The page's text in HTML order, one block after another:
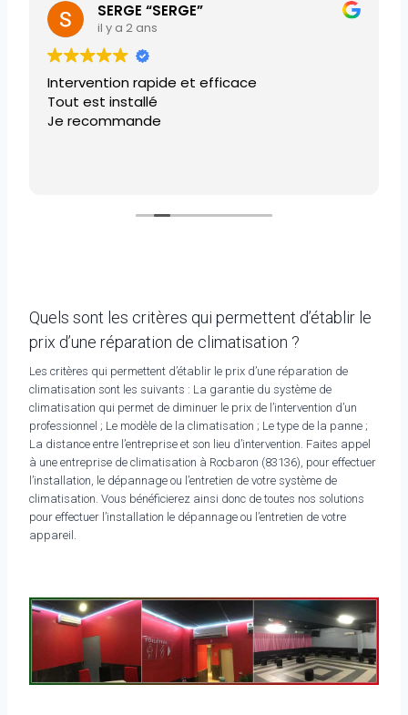
SERGE “SERGE”
il y a 2 ans
Intervention rapide et efficace
Tout est installé
Je recommande
Quels sont les critères qui permettent d’établir le
prix d’une réparation de climatisation ?
Les critères qui permettent d’établir le prix d’une réparation de
climatisation sont les suivants : La garantie du système de
climatisation qui permet de diminuer le prix de l’intervention d’un
professionnel ; Le modèle de la climatisation ; Le type de la panne ;
La distance entre l’entreprise et son lieu d’intervention. Faites appel
à une entreprise de climatisation à Rocbaron (83136), pour effectuer
l’installation, le dépannage ou l’entretien de votre système de
climatisation. Vous bénéficierez ainsi donc de toutes nos solutions
pour effectuer l’installation le dépannage ou l’entretien de votre
appareil.